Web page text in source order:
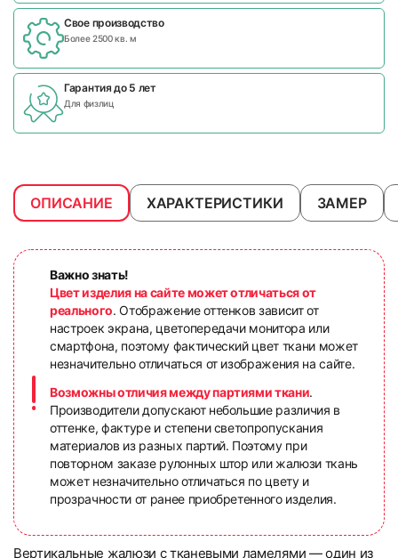
Свое производство
Более 2500 кв. м
Гарантия до 5 лет
Для физлиц
ОПИСАНИЕ ХАРАКТЕРИСТИКИ ЗАМЕР
Важно знать!
Цвет изделия на сайте может отличаться от
реального. Отображение оттенков зависит от
настроек экрана, цветопередачи монитора или
смартфона, поэтому фактический цвет ткани может
незначительно отличаться от изображения на сайте.
Возможны отличия между партиями ткани.
Производители допускают небольшие различия в
оттенке, фактуре и степени светопропускания
материалов из разных партий. Поэтому при
повторном заказе рулонных штор или жалюзи ткань
может незначительно отличаться по цвету и
прозрачности от ранее приобретенного изделия.
Вертикальные жалюзи с тканевыми ламелями — один из